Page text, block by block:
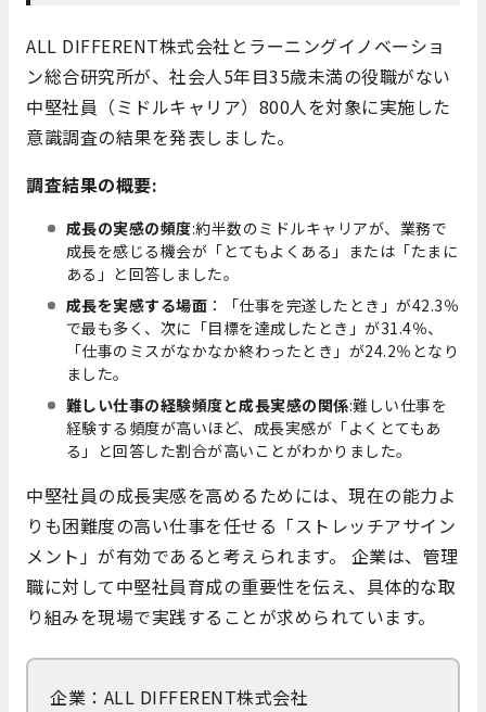
ALL DIFFERENT株式会社とラーニングイノベーショ
ン総合研究所が、社会人5年目35歳未満の役職がない
中堅社員（ミドルキャリア）800人を対象に実施した
意識調査の結果を発表しました。
調査結果の概要:
成長の実感の頻度:約半数のミドルキャリアが、業務で
成長を感じる機会が「とてもよくある」または「たまに
ある」と回答しました。
成長を実感する場面 ：「仕事を完遂したとき」が42.3％
で最も多く、次に「目標を達成したとき」が31.4％、
「仕事のミスがなかなか終わったとき」が24.2％となり
ました。
難しい仕事の経験頻度と成長実感の関係:難しい仕事を
経験する頻度が高いほど、成長実感が「よくとてもあ
る」と回答した割合が高いことがわかりました。
中堅社員の成長実感を高めるためには、現在の能力よ
りも困難度の高い仕事を任せる「ストレッチアサイン
メント」が有効であると考えられます。 企業は、管理
職に対して中堅社員育成の重要性を伝え、具体的な取
り組みを現場で実践することが求められています。
企業：ALL DIFFERENT株式会社